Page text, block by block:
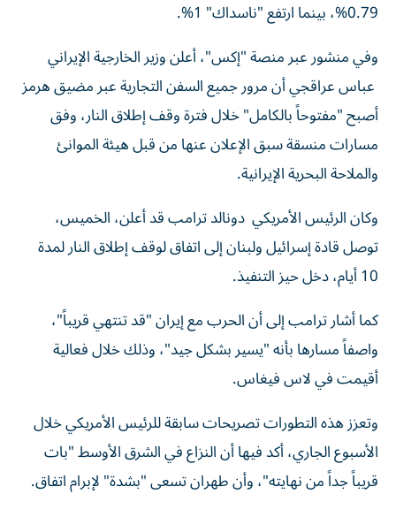
0.79%، بينما ارتفع "ناسداك" 1%.
وفي منشور عبر منصة "إكس"، أعلن وزير الخارجية الإيراني
عباس عراقجي أن مرور جميع السفن التجارية عبر مضيق هرمز
أصبح "مفتوحاً بالكامل" خلال فترة وقف إطلاق النار، وفق
مسارات منسقة سبق الإعلان عنها من قبل هيئة الموانئ
والملاحة البحرية الإيرانية.
وكان الرئيس الأمريكي دونالد ترامب قد أعلن، الخميس،
توصل قادة إسرائيل ولبنان إلى اتفاق لوقف إطلاق النار لمدة
10 أيام، دخل حيز التنفيذ.
كما أشار ترامب إلى أن الحرب مع إيران "قد تنتهي قريباً"،
واصفاً مسارها بأنه "يسير بشكل جيد"، وذلك خلال فعالية
أقيمت في لاس فيغاس.
وتعزز هذه التطورات تصريحات سابقة للرئيس الأمريكي خلال
الأسبوع الجاري، أكد فيها أن النزاع في الشرق الأوسط "بات
قريباً جداً من نهايته"، وأن طهران تسعى "بشدة" لإبرام اتفاق.